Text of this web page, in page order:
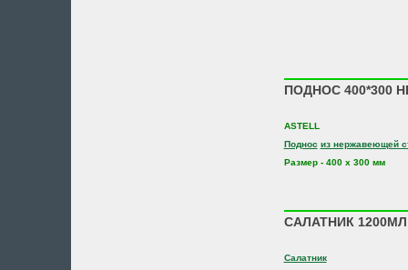
ПОДНОС 400*300
ASTELL
Поднос из нержавеющей
Размер - 400 х 300 мм
САЛАТНИК
Салатник